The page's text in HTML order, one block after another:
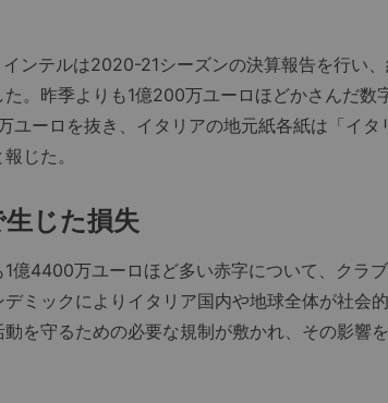
ンテルは2020-21シーズンの決算報告を行い
た。昨季よりも1億200万ユーロほどかさんだ数
ユーロを抜き、イタリアの地元紙各紙は「イ
じた。
じた損失
億4400万ユーロほど多い赤字について、クラ
デミックによりイタリア国内や地球全体が社会
を守るための必要な規制が敷かれ、その影響